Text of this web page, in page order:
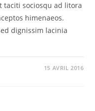
taciti sociosqu ad litora
himenaeos.
dignissim lacinia
15 AVRIL 2016